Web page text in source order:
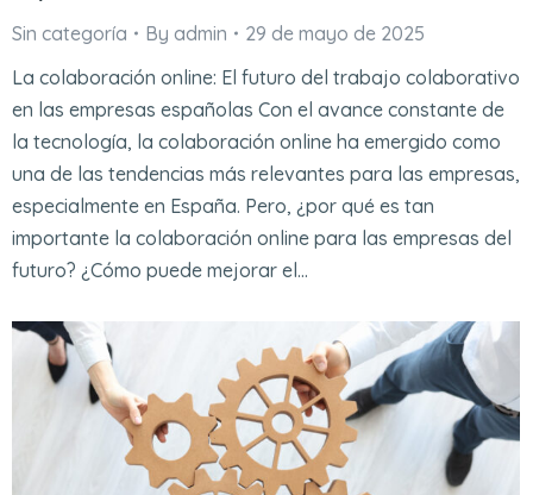
Sin categoría By admin
29 de mayo de 2025
La colaboración online: El futuro del trabajo colaborativo
en las empresas españolas Con el avance constante de
la tecnología, la colaboración online ha emergido como
una de las tendencias más relevantes para las empresas,
especialmente en España. Pero, ¿por qué es tan
importante la colaboración online para las empresas del
futuro? ¿Cómo puede mejorar el…